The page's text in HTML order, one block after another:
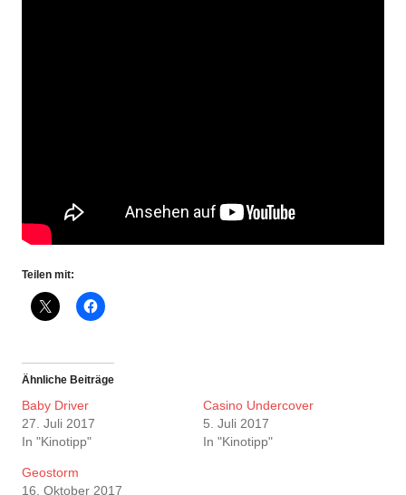
Teilen mit:
Ähnliche Beiträge
Baby Driver
27. Juli 2017
In "Kinotipp"
Casino Undercover
5. Juli 2017
In "Kinotipp"
Geostorm
16. Oktober 2017